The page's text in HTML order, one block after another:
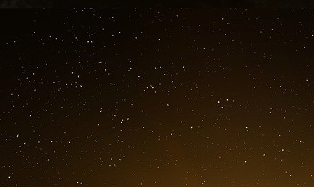
Or les vaccins ciblent la protéine… Spike !
On ne se vaccine pas évidemment pour
l’argumentation médicale ou de santé
type « reprendre notre vie d’avant », ou
culpabilisation induite, mais ce n’est pas
intervenants (y compris les médecins) à
par vaccins !
Nous pouvons constater tous les jours et sur
ne faut « plus vivre caché ». Non, il faut «
citoyen, un « bon » collaborateur, un « bon